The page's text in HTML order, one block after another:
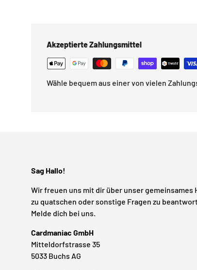
Akzeptierte Zahlungsmittel
Wähle bequem aus einer von vielen
Sag Hallo!
Wir freuen uns mit dir über unser gemeinsames
zu quatschen oder sonstige Fragen zu
Melde dich bei uns.
Cardmaniac GmbH
Mitteldorfstrasse 35
5033 Buchs AG